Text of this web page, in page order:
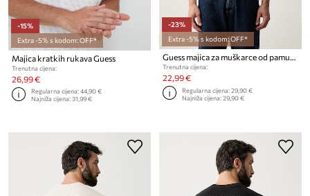
-15%
Extra -5% s kodom: OFF*
Majica kratkih rukava Guess
Trenutna cijena:
26,99 €
Regularna cijena:44,90 €
Najniža cijena:31,99 €
-23%
Extra -5% s kodom: OFF*
Guess majica za muškarce od pamuka s elastanom
Trenutna cijena:
22,99 €
Regularna cijena:29,90 €
Najniža cijena:29,90 €